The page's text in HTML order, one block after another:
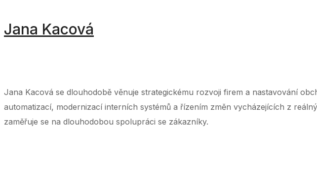
Jana Kacová
Jana Kacová se dlouhodobě věnuje strategickému rozvoji firem a nastavování
automatizací, modernizací interních systémů a řízením změn vycházejících z
zaměřuje se na dlouhodobou spolupráci se zákazníky.